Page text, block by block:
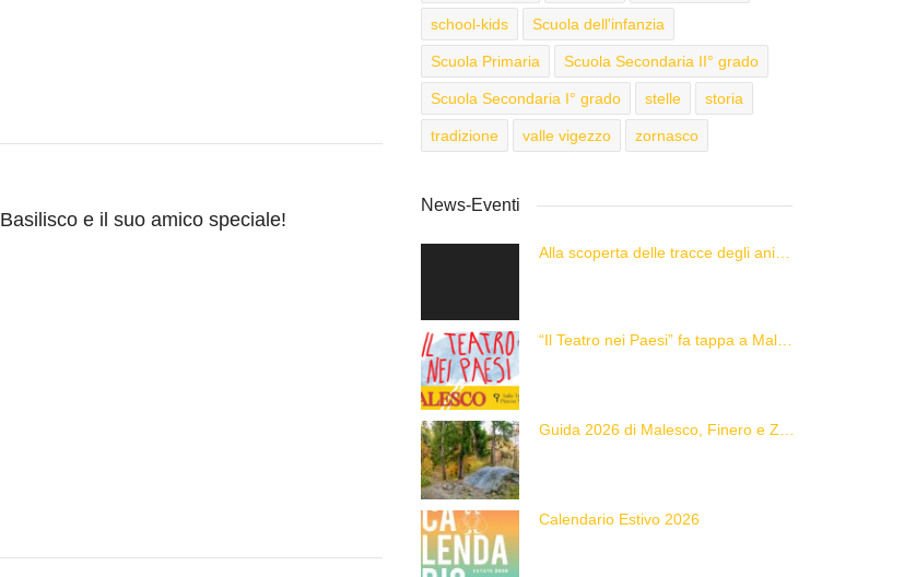
Basilisco e il suo amico speciale!
school-kids Scuola dell'infanzia
Scuola Primaria Scuola Secondaria II° grado
Scuola Secondaria I° grado stelle storia
tradizione valle vigezzo zornasco
News-Eventi
Calendario Estivo 2026